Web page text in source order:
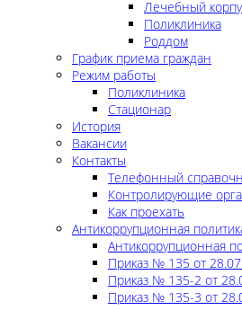
Лечебный
Поликлиника
Роддом
График приема граждан
Режим работы
Поликлиника
Стационар
История
Вакансии
Контакты
Телефонный
Контролирующие
Как проехать
Антикоррупционная
Антикоррупционная
Приказ № 135 от
Приказ № 135-2 от
Приказ № 135-3 от